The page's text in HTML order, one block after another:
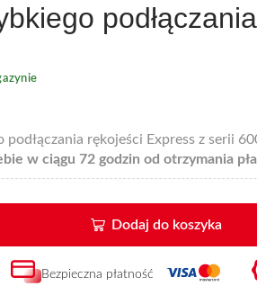
podłączania rękojeści Express z serii
w ciągu 72 godzin od otrzymania
Dodaj do koszyka
Bezpieczna płatność